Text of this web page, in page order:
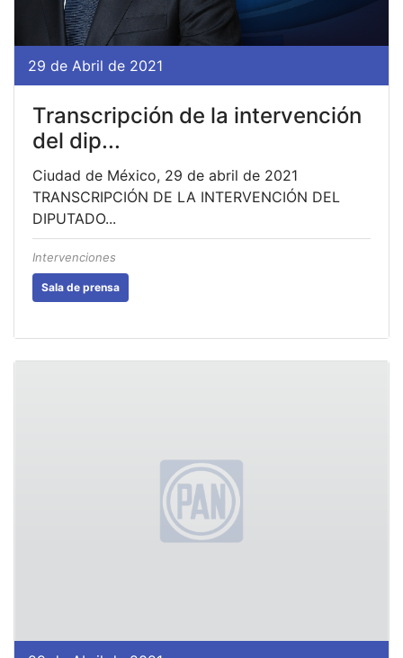
29 de Abril de 2021
Transcripción de la intervención
del dip...
Ciudad de México, 29 de abril de 2021
TRANSCRIPCIÓN DE LA INTERVENCIÓN DEL
DIPUTADO...
Intervenciones
Sala de prensa